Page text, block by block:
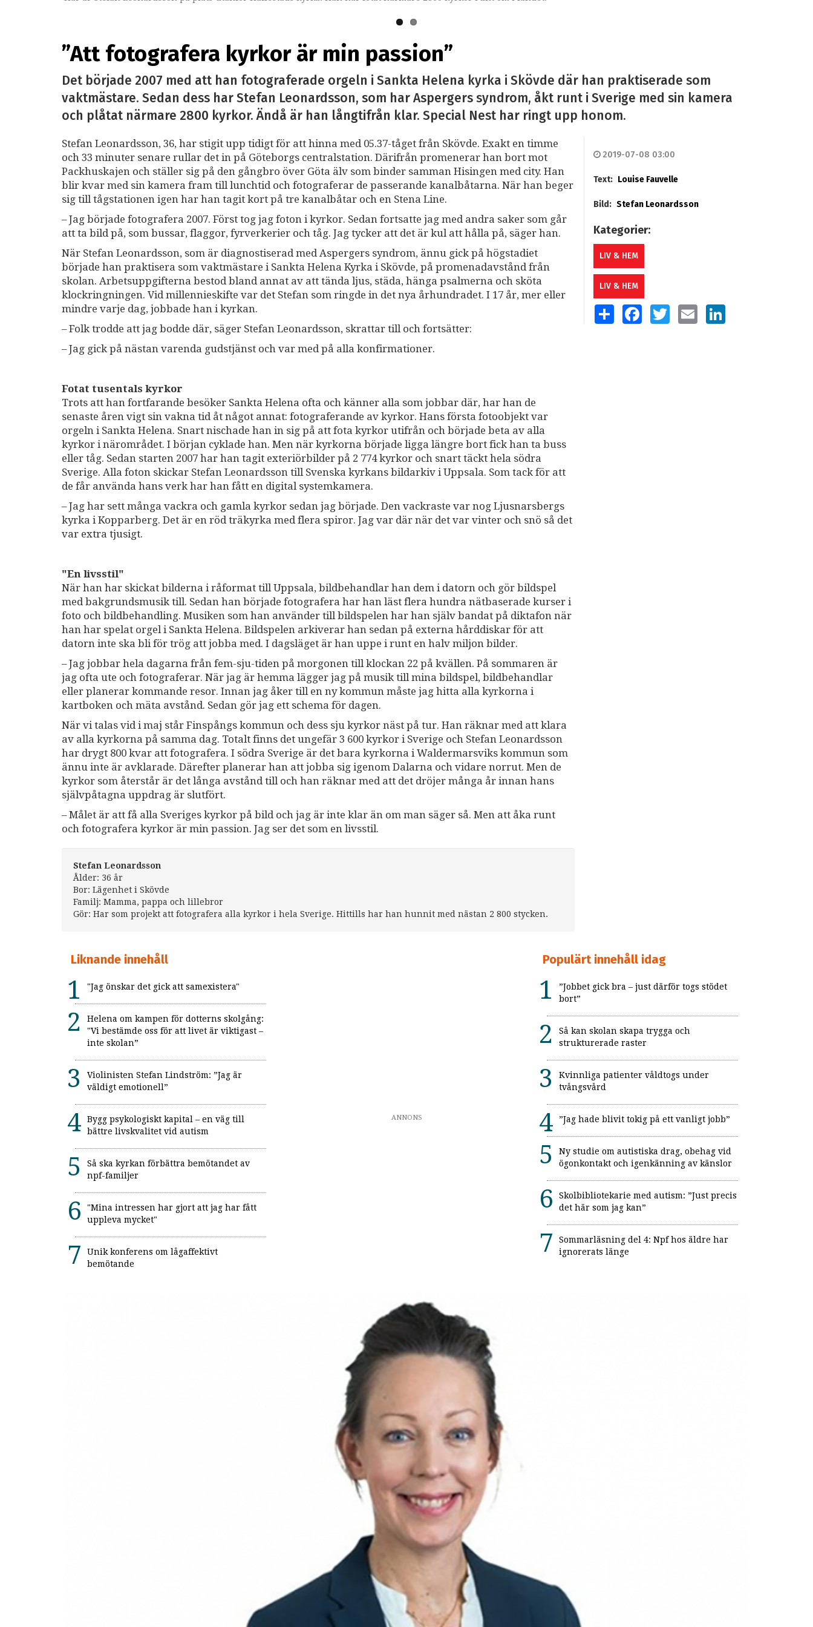
”Att fotografera kyrkor är min passion”
Det började 2007 med att han fotograferade orgeln i Sankta Helena kyrka i Skövde där han praktiserade som
vaktmästare. Sedan dess har Stefan Leonardsson, som har Aspergers syndrom, åkt runt i Sverige med sin kamera
och plåtat närmare 2800 kyrkor. Ändå är han långtifrån klar. Special Nest har ringt upp honom.
Stefan Leonardsson, 36, har stigit upp tidigt för att hinna med 05.37-tåget från Skövde. Exakt en timme
och 33 minuter senare rullar det in på Göteborgs centralstation. Därifrån promenerar han bort mot
Packhuskajen och ställer sig på den gångbro över Göta älv som binder samman Hisingen med city. Han
blir kvar med sin kamera fram till lunchtid och fotograferar de passerande kanalbåtarna. När han beger
sig till tågstationen igen har han tagit kort på tre kanalbåtar och en Stena Line.
– Jag började fotografera 2007. Först tog jag foton i kyrkor. Sedan fortsatte jag med andra saker som går
att ta bild på, som bussar, flaggor, fyrverkerier och tåg. Jag tycker att det är kul att hålla på, säger han.
När Stefan Leonardsson, som är diagnostiserad med Aspergers syndrom, ännu gick på högstadiet
började han praktisera som vaktmästare i Sankta Helena Kyrka i Skövde, på promenadavstånd från
skolan. Arbetsuppgifterna bestod bland annat av att tända ljus, städa, hänga psalmerna och sköta
klockringningen. Vid millennieskifte var det Stefan som ringde in det nya århundradet. I 17 år, mer eller
mindre varje dag, jobbade han i kyrkan.
– Folk trodde att jag bodde där, säger Stefan Leonardsson, skrattar till och fortsätter:
– Jag gick på nästan varenda gudstjänst och var med på alla konfirmationer.
Fotat tusentals kyrkor
Trots att han fortfarande besöker Sankta Helena ofta och känner alla som jobbar där, har han de
senaste åren vigt sin vakna tid åt något annat: fotograferande av kyrkor. Hans första fotoobjekt var
orgeln i Sankta Helena. Snart nischade han in sig på att fota kyrkor utifrån och började beta av alla
kyrkor i närområdet. I början cyklade han. Men när kyrkorna började ligga längre bort fick han ta buss
eller tåg. Sedan starten 2007 har han tagit exteriörbilder på 2 774 kyrkor och snart täckt hela södra
Sverige. Alla foton skickar Stefan Leonardsson till Svenska kyrkans bildarkiv i Uppsala. Som tack för att
de får använda hans verk har han fått en digital systemkamera.
– Jag har sett många vackra och gamla kyrkor sedan jag började. Den vackraste var nog Ljusnarsbergs
kyrka i Kopparberg. Det är en röd träkyrka med flera spiror. Jag var där när det var vinter och snö så det
var extra tjusigt.
"En livsstil"
När han har skickat bilderna i råformat till Uppsala, bildbehandlar han dem i datorn och gör bildspel
med bakgrundsmusik till. Sedan han började fotografera har han läst flera hundra nätbaserade kurser i
foto och bildbehandling. Musiken som han använder till bildspelen har han själv bandat på diktafon när
han har spelat orgel i Sankta Helena. Bildspelen arkiverar han sedan på externa hårddiskar för att
datorn inte ska bli för trög att jobba med. I dagsläget är han uppe i runt en halv miljon bilder.
– Jag jobbar hela dagarna från fem-sju-tiden på morgonen till klockan 22 på kvällen. På sommaren är
jag ofta ute och fotograferar. När jag är hemma lägger jag på musik till mina bildspel, bildbehandlar
eller planerar kommande resor. Innan jag åker till en ny kommun måste jag hitta alla kyrkorna i
kartboken och mäta avstånd. Sedan gör jag ett schema för dagen.
När vi talas vid i maj står Finspångs kommun och dess sju kyrkor näst på tur. Han räknar med att klara
av alla kyrkorna på samma dag. Totalt finns det ungefär 3 600 kyrkor i Sverige och Stefan Leonardsson
har drygt 800 kvar att fotografera. I södra Sverige är det bara kyrkorna i Waldermarsviks kommun som
ännu inte är avklarade. Därefter planerar han att jobba sig igenom Dalarna och vidare norrut. Men de
kyrkor som återstår är det långa avstånd till och han räknar med att det dröjer många år innan hans
självpåtagna uppdrag är slutfört.
– Målet är att få alla Sveriges kyrkor på bild och jag är inte klar än om man säger så. Men att åka runt
och fotografera kyrkor är min passion. Jag ser det som en livsstil.
Stefan Leonardsson
Ålder: 36 år
Bor: Lägenhet i Skövde
Familj: Mamma, pappa och lillebror
Gör: Har som projekt att fotografera alla kyrkor i hela Sverige. Hittills har han hunnit med nästan 2 800 stycken.
2019-07-08 03:00
Text: Louise Fauvelle
Bild: Stefan Leonardsson
Kategorier:
LIV & HEM
LIV & HEM
SHARE FACEBOOKTWITTEREMAIL LINKEDIN
Liknande innehåll
"Jag önskar det gick att samexistera"
Helena om kampen för dotterns skolgång:
"Vi bestämde oss för att livet är viktigast –
inte skolan”
Violinisten Stefan Lindström: ”Jag är
väldigt emotionell”
Bygg psykologiskt kapital – en väg till
bättre livskvalitet vid autism
Så ska kyrkan förbättra bemötandet av
npf-familjer
"Mina intressen har gjort att jag har fått
uppleva mycket"
Unik konferens om lågaffektivt
bemötande
ANNONS
Populärt innehåll idag
”Jobbet gick bra – just därför togs stödet
bort”
Så kan skolan skapa trygga och
strukturerade raster
Kvinnliga patienter våldtogs under
tvångsvård
”Jag hade blivit tokig på ett vanligt jobb”
Ny studie om autistiska drag, obehag vid
ögonkontakt och igenkänning av känslor
Skolbibliotekarie med autism: ”Just precis
det här som jag kan”
Sommarläsning del 4: Npf hos äldre har
ignorerats länge